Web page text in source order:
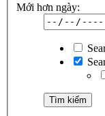
Mới hơn ngày: